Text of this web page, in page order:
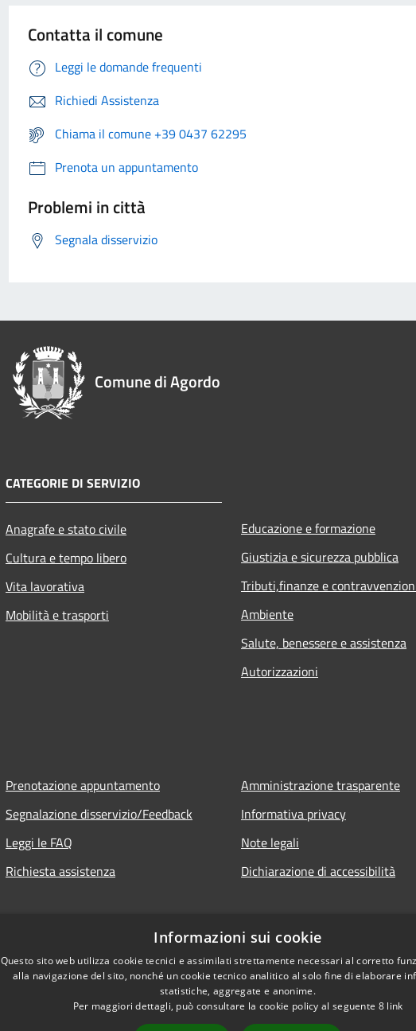
Contatta il comune
Leggi le domande frequenti
Richiedi Assistenza
Chiama il comune +39 0437 62295
Prenota un appuntamento
Problemi in città
Segnala disservizio
Comune di Agordo
CATEGORIE DI SERVIZIO
Anagrafe e stato civile
Cultura e tempo libero
Vita lavorativa
Mobilità e trasporti
Educazione e formazione
Giustizia e sicurezza pubblica
Tributi,finanze e
Ambiente
Salute, benessere e assistenza
Autorizzazioni
Prenotazione appuntamento
Segnalazione disservizio/Feedback
Leggi le FAQ
Richiesta assistenza
Amministrazione trasparente
Informativa privacy
Note legali
Dichiarazione di accessibilità
Informazioni sui cookie
Questo sito web utilizza cookie tecnici e assimilati strettamente necessari al corretto
alla navigazione del sito, nonché un cookie tecnico analitico al solo fine di elaborare
statistiche, aggregate e anonime.
Per maggiori dettagli, può consultare la cookie policy al seguente 8 link